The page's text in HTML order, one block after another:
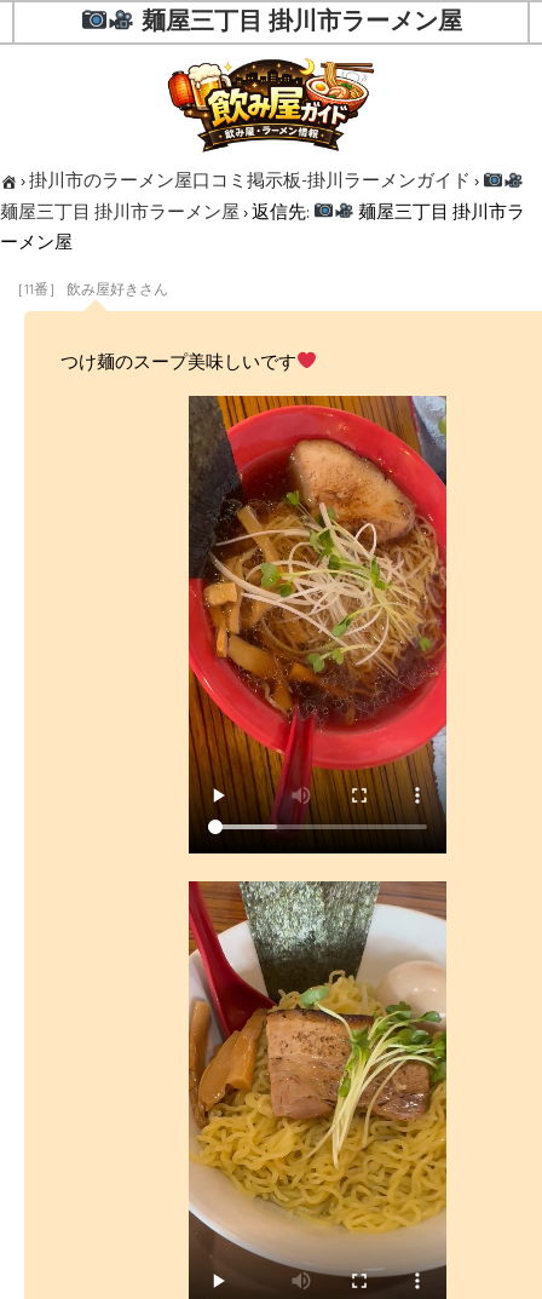
麺屋三丁目 掛川市ラーメン屋
›掛川市のラーメン屋口コミ掲示板-掛川ラーメンガイド ›
麺屋三丁目 掛川市ラーメン屋›返信先:
麺屋三丁目 掛川市ラ
ーメン屋
［11番］ 飲み屋好きさん
つけ麺のスープ美味しいです